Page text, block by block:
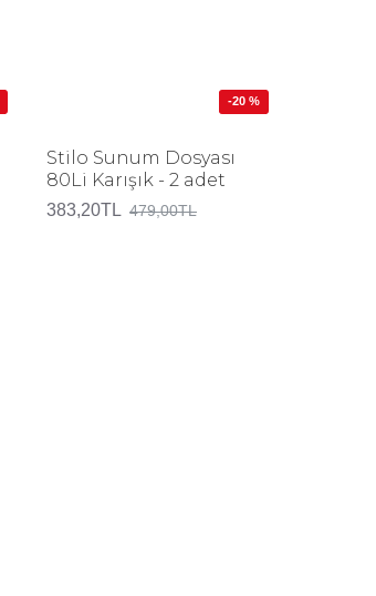
-20 %
Stilo Sunum Dosyası
80Li Karışık - 2 adet
383,20TL 479,00TL